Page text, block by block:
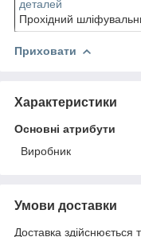
Прохідний
Приховати
Характеристики
Основні атрибути
Виробник
Умови доставки
Доставка здійснюється